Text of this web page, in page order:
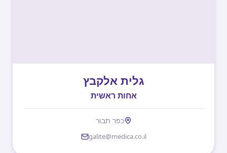
גלית אלקבץ
אחות ראשית
כפר תבור
galite@medica.co.il